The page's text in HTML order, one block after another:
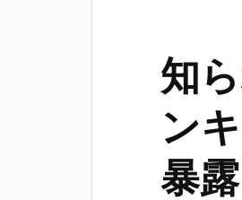
知
ン
暴露